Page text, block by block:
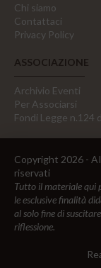
Chi siamo
Contattaci
Privacy Policy
ASSOCIAZIONE
Archivio Eventi
Per Associarsi
Fondi Legge n.124
Copyright 2026 -
riservati
Tutto il materiale qui
le esclusive finalità
al solo fine di
riflessione.